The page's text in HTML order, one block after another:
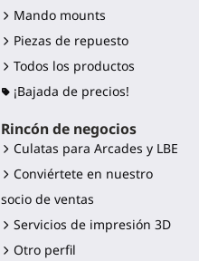
Mando mounts
Piezas de repuesto
Todos los productos
¡Bajada de precios!
Rincón de negocios
Culatas para Arcades y LBE
Conviértete en nuestro
socio de ventas
Servicios de impresión 3D
Otro perfil